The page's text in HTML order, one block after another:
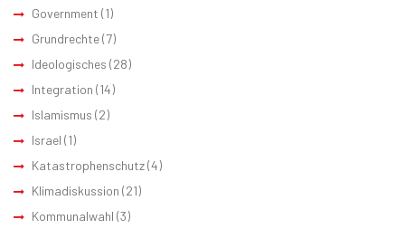
Government (1)
Grundrechte(7)
Ideologisches (28)
Integration (14)
Islamismus (2)
Israel (1)
Katastrophenschutz(4)
Klimadiskussion (21)
Kommunalwahl (3)